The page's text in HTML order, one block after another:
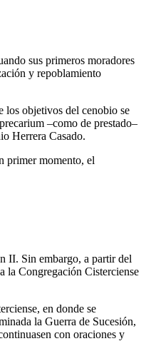
sus primeros moradores
y repoblamiento
los objetivos del cenobio se
–como de prestado–
Herrera Casado.
primer momento, el
II. Sin embargo, a partir del
la Congregación Cisterciense
en donde se
la Guerra de Sucesión,
con oraciones y